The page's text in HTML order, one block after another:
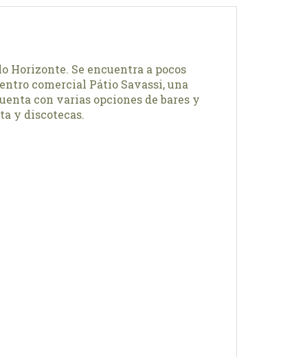
Horizonte. Se encuentra a pocos
comercial Pátio Savassi, una
con varias opciones de bares y
y discotecas.